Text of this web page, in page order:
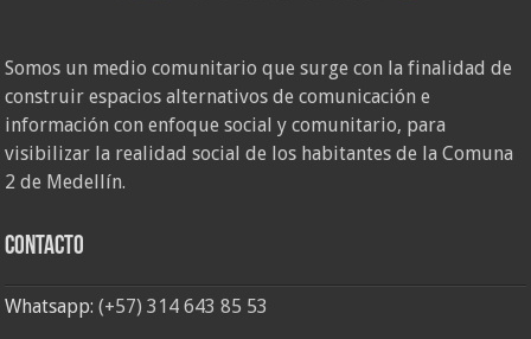
Somos un medio comunitario que surge con la finalidad de
construir espacios alternativos de comunicación e
información con enfoque social y comunitario, para
visibilizar la realidad social de los habitantes de la Comuna
2 de Medellín.
Contacto
Whatsapp:(+57) 314 643 85 53